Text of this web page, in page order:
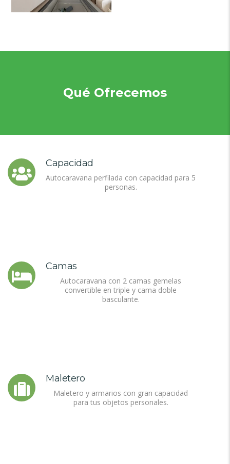
Qué Ofrecemos
Capacidad
Autocaravana perfilada con capacidad para 5
personas.
Camas
Autocaravana con 2 camas gemelas
convertible en triple y cama doble
basculante.
Maletero
Maletero y armarios con gran capacidad
para tus objetos personales.